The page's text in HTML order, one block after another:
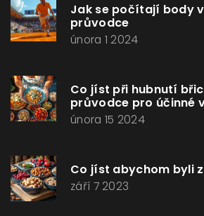
Jak se počítají body
průvodce
února 1 2024
Co jíst při hubnutí
průvodce pro účinné
února 15 2024
Co jíst abychom byli
září 7 2023